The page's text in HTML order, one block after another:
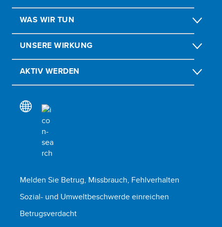
WAS WIR TUN
UNSERE WIRKUNG
AKTIV WERDEN
Melden Sie Betrug, Missbrauch, Fehlverhalten
Sozial- und Umweltbeschwerde einreichen
Betrugsverdacht